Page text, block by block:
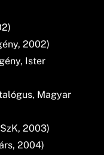
2002)
Ister
Magyar
2003)
2004)